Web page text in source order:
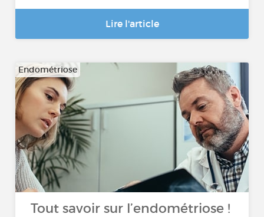
Lire l'article
Endométriose
Tout savoir sur l’endométriose !